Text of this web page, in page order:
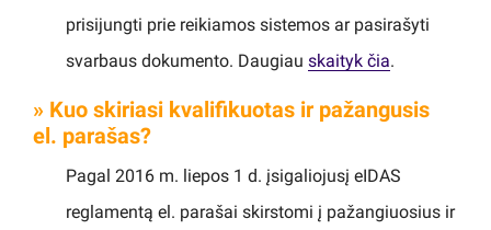
prisijungti prie reikiamos sistemos ar pasirašyti
svarbaus dokumento. Daugiau skaityk čia.
» Kuo skiriasi kvalifikuotas ir pažangusis
el. parašas?
Pagal 2016 m. liepos 1 d. įsigaliojusį eIDAS
reglamentą el. parašai skirstomi į pažangiuosius ir